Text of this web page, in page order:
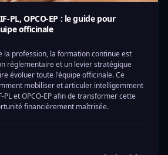
PL, OPCO-EP : le guide pour
officinale
la profession, la formation continue est
réglementaire et un levier stratégique
évoluer toute l'équipe officinale. Ce
mobiliser et articuler intelligemment
PL et OPCO-EP afin de transformer cette
financièrement maîtrisée.